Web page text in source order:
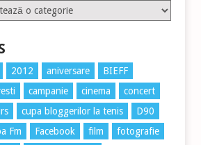
2012 aniversare
BIEFF
campanie cinema
concert
cupa bloggerilor la tenis
D90
Fm
Facebook film
fotografie